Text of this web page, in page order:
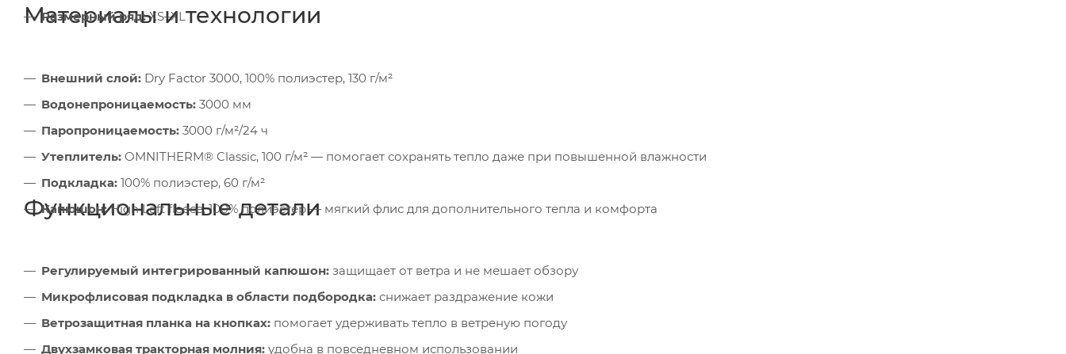
Размерный ряд:XS–XL
Материалы и технологии
Внешний слой: Dry Factor 3000, 100% полиэстер, 130 г/м²
Водонепроницаемость: 3000 мм
Паропроницаемость: 3000 г/м²/24 ч
Утеплитель: OMNITHERM® Classic, 100 г/м² — помогает сохранять тепло даже при повышенной влажности
Подкладка: 100% полиэстер, 60 г/м²
Капюшон:High Loft fleece, 100% полиэстер — мягкий флис для дополнительного тепла и комфорта
Функциональные детали
Регулируемый интегрированный капюшон: защищает от ветра и не мешает обзору
Микрофлисовая подкладка в области подбородка: снижает раздражение кожи
Ветрозащитная планка на кнопках: помогает удерживать тепло в ветреную погоду
Двухзамковая тракторная молния: удобна в повседневном использовании